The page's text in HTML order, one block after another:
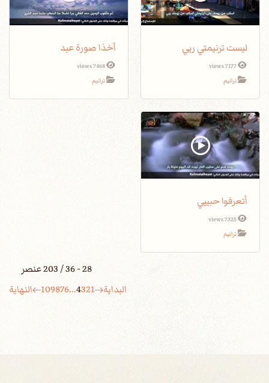
ليست ترنيمتي ربي
7177 views
ترانيم
آخذا صورة عبد
7468 views
ترانيم
أتعرفوا حبيبي
7325 views
ترانيم
28 - 36 / 203 عنصر
البداية
1
2
3
4
...
6
7
8
9
10 النهاية